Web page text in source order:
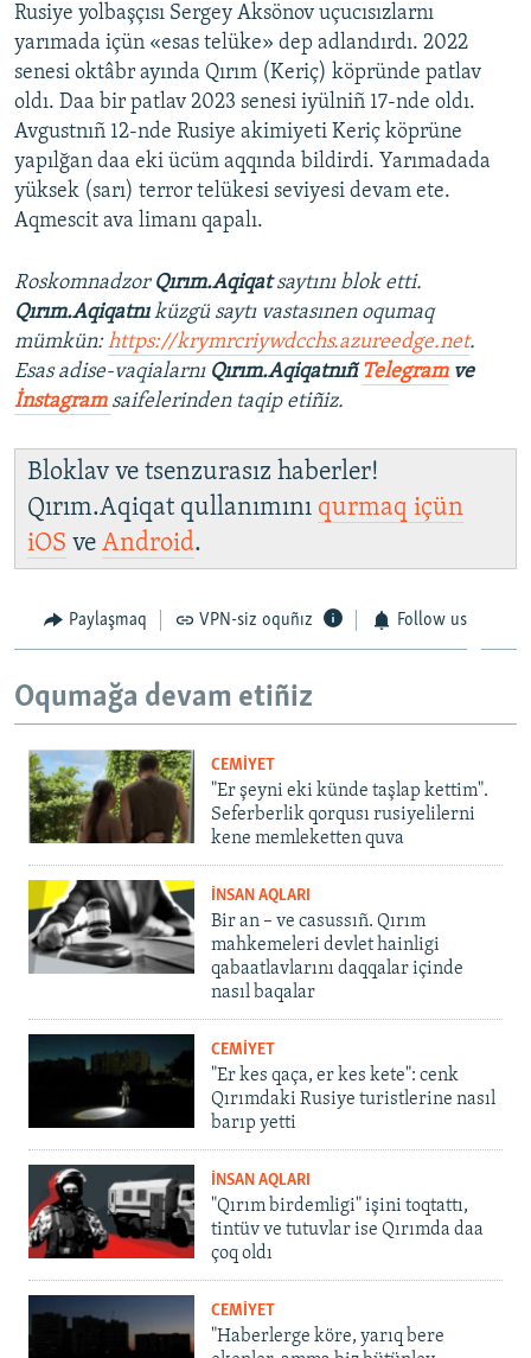
Rusiye yolbaşçısı Sergey Aksönov uçucısızlarnı
yarımada içün «esas telüke» dep adlandırdı. 2022
senesi oktâbr ayında Qırım (Keriç) köpründe patlav
oldı. Daa bir patlav 2023 senesi iyülniñ 17-nde oldı.
Avgustnıñ 12-nde Rusiye akimiyeti Keriç köprüne
yapılğan daa eki ücüm aqqında bildirdi. Yarımadada
yüksek (sarı) terror telükesi seviyesi devam ete.
Aqmescit ava limanı qapalı.
Roskomnadzor Qırım.Aqiqatsaytını blok etti.
Qırım.Aqiqatnıküzgü saytı vastasınen oqumaq
mümkün:https://krymrcriywdcchs.azureedge.net.
Esas adise-vaqialarnı Qırım.AqiqatnıñTelegramve
İnstagram saifelerinden taqip etiñiz.
Bloklav ve tsenzurasız haberler!
Qırım.Aqiqat qullanımını qurmaq içün
iOS ve Android.
Paylaşmaq VPN-siz oquñız Follow us
Oqumağa devam etiñiz
CEMİYET
"Er şeyni eki künde taşlap kettim".
Seferberlik qorqusı rusiyelilerni
kene memleketten quva
İNSAN AQLARI
Bir an – ve casussıñ. Qırım
mahkemeleri devlet hainligi
qabaatlavlarını daqqalar içinde
nasıl baqalar
CEMİYET
"Er kes qaça, er kes kete": cenk
Qırımdaki Rusiye turistlerine nasıl
barıp yetti
İNSAN AQLARI
"Qırım birdemligi" işini toqtattı,
tintüv ve tutuvlar ise Qırımda daa
çoq oldı
CEMİYET
"Haberlerge köre, yarıq bere